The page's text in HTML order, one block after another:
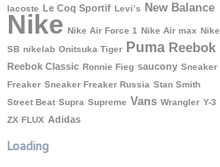
lacoste Le Coq Sportif Levi’s New Balance
Nike Nike Air Force 1 Nike Air max Nike
SB nikelab Onitsuka Tiger Puma Reebok
Reebok Classic Ronnie Fieg saucony Sneaker
Freaker Sneaker Freaker Russia Stan Smith
Street Beat Supra Supreme Vans Wrangler Y-3
ZX FLUX Аdidas
Loading